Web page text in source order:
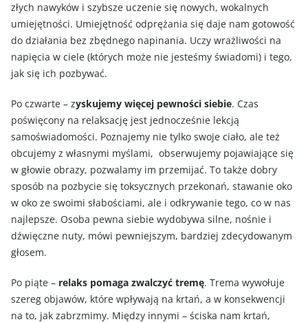
złych nawyków i szybsze uczenie się nowych, wokalnych
umiejętności. Umiejętność odprężania się daje nam gotowość
do działania bez zbędnego napinania. Uczy wrażliwości na
napięcia w ciele (których może nie jesteśmy świadomi) i tego,
jak się ich pozbywać.
Po czwarte – zyskujemy więcej pewności siebie. Czas
poświęcony na relaksację jest jednocześnie lekcją
samoświadomości. Poznajemy nie tylko swoje ciało, ale też
obcujemy z własnymi myślami, obserwujemy pojawiające się
w głowie obrazy, pozwalamy im przemijać. To także dobry
sposób na pozbycie się toksycznych przekonań, stawanie oko
w oko ze swoimi słabościami, ale i odkrywanie tego, co w nas
najlepsze. Osoba pewna siebie wydobywa silne, nośnie i
dźwięczne nuty, mówi pewniejszym, bardziej zdecydowanym
głosem.
Po piąte – relaks pomaga zwalczyć tremę. Trema wywołuje
szereg objawów, które wpływają na krtań, a w konsekwencji
na to, jak zabrzmimy. Między innymi – ściska nam krtań,